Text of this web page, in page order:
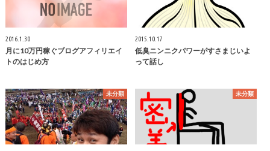
2016.1.30
月に10万円稼ぐブログアフィリエイ
トのはじめ方
2015.10.17
低臭ニンニクパワーがすさまじいよ
って話し
未分類 未分類